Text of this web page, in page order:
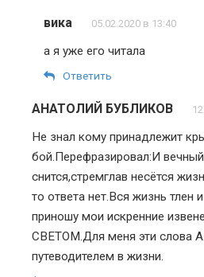
вика 05.02.2020 в 13:40
а я уже его читала
Ответить
АНАТОЛИЙ БУБЛИКОВ
Не знал кому принадлежит
бой.Перефразировал:И
снится,стремглав несётся
то ответа нет.Вся жизнь тлен
приношу мои искренние
СВЕТОМ.Для меня эти слова
путеводителем в жизни.